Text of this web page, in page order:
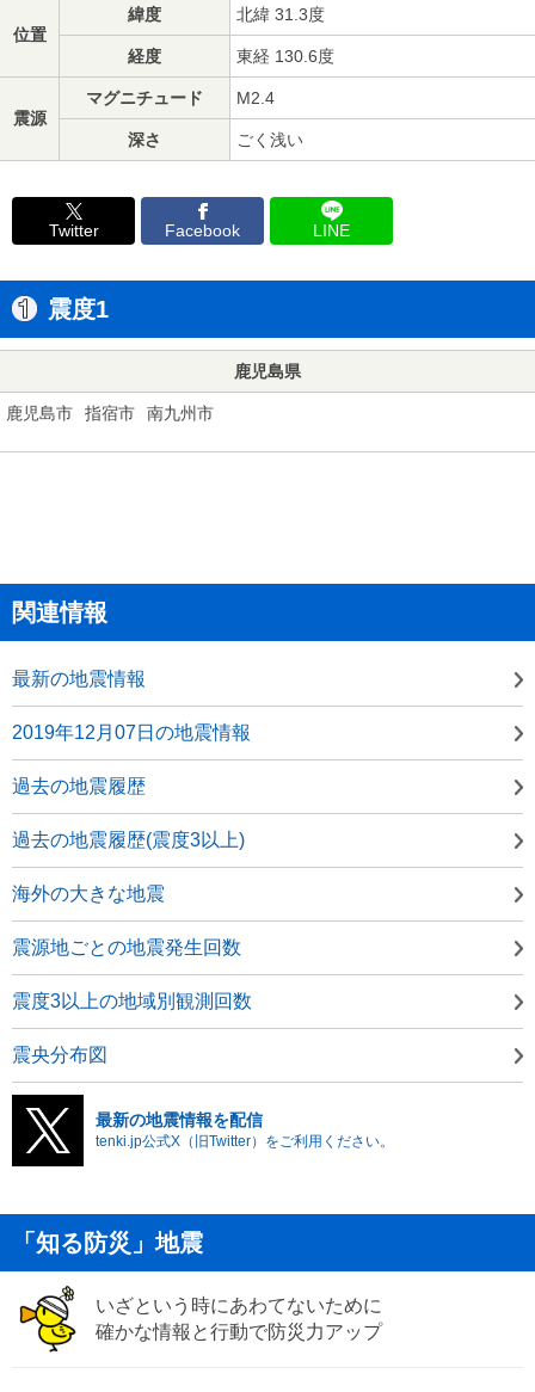
位置
緯度 北緯 31.3度
経度 東経 130.6度
震源
マグニチュード M2.4
深さ ごく浅い
Twitter Facebook LINE
震度1
鹿児島県
鹿児島市 指宿市 南九州市
関連情報
最新の地震情報
2019年12月07日の地震情報
過去の地震履歴
過去の地震履歴(震度3以上)
海外の大きな地震
震源地ごとの地震発生回数
震度3以上の地域別観測回数
震央分布図
最新の地震情報を配信
tenki.jp公式X（旧Twitter）をご利用ください。
「知る防災」地震
いざという時にあわてないために
確かな情報と行動で防災力アップ